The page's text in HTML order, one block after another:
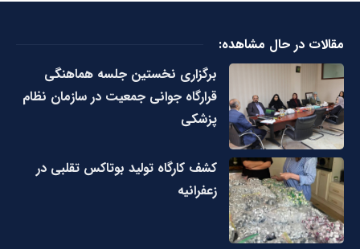
مقالات در حال مشاهده:
برگزاری نخستین جلسه هماهنگی
قرارگاه جوانی جمعیت در سازمان نظام
پزشکی
کشف کارگاه تولید بوتاکس تقلبی در
زعفرانیه